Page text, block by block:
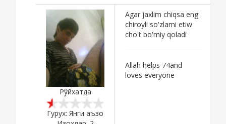
Рўйхатда
Гурух: Янги аъзо
Agar jaxlim chiqsa eng
chiroyli so'zlarni etiw
cho't bo'miy qoladi
Allah helps 74and
loves everyone